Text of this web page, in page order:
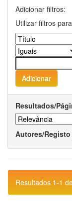
Adicionar filtros:
Utilizar filtros
Resultados/
Autores/Registo
Resultados 1-1